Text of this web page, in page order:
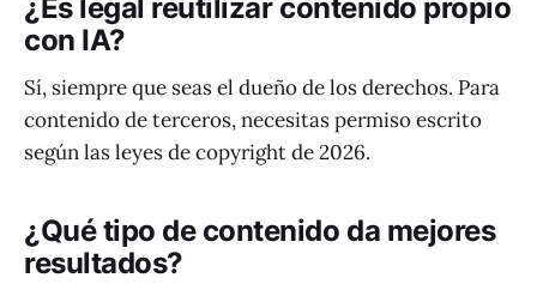
¿Es legal reutilizar contenido propio
con IA?
Sí, siempre que seas el dueño de los derechos. Para
contenido de terceros, necesitas permiso escrito
según las leyes de copyright de 2026.
¿Qué tipo de contenido da mejores
resultados?